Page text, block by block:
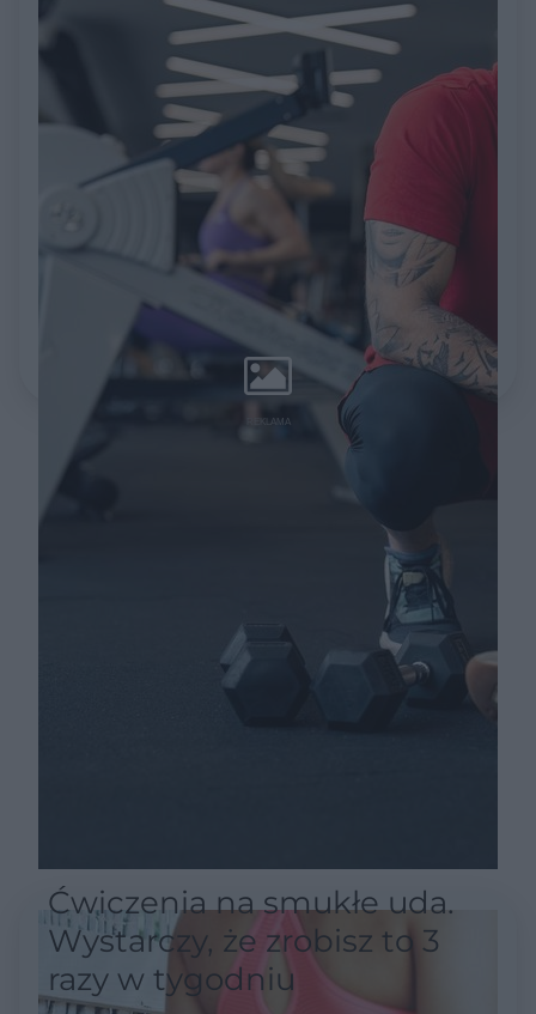
Ćwiczenia na smukłe uda.
Wystarczy, że zrobisz to 3
razy w tygodniu